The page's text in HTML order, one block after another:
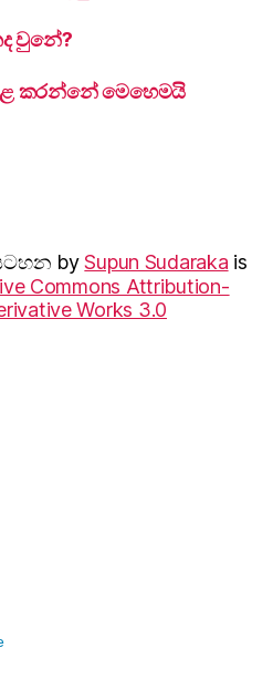
වුනේ?
කරන්නේ මෙහෙමයි
bySupun Sudaraka is
Commons Attribution-
Works 3.0